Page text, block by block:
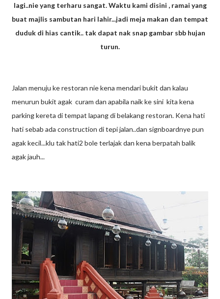
lagi..nie yang terharu sangat. Waktu kami disini , ramai yang
buat majlis sambutan hari lahir...jadi meja makan dan tempat
duduk di hias cantik.. tak dapat nak snap gambar sbb hujan
turun.
Jalan menuju ke restoran nie kena mendari bukit dan kalau
menurun bukit agak curam dan apabila naik ke sini kita kena
parking kereta di tempat lapang di belakang restoran. Kena hati
hati sebab ada construction di tepi jalan..dan signboardnye pun
agak kecil...klu tak hati2 bole terlajak dan kena berpatah balik
agak jauh...